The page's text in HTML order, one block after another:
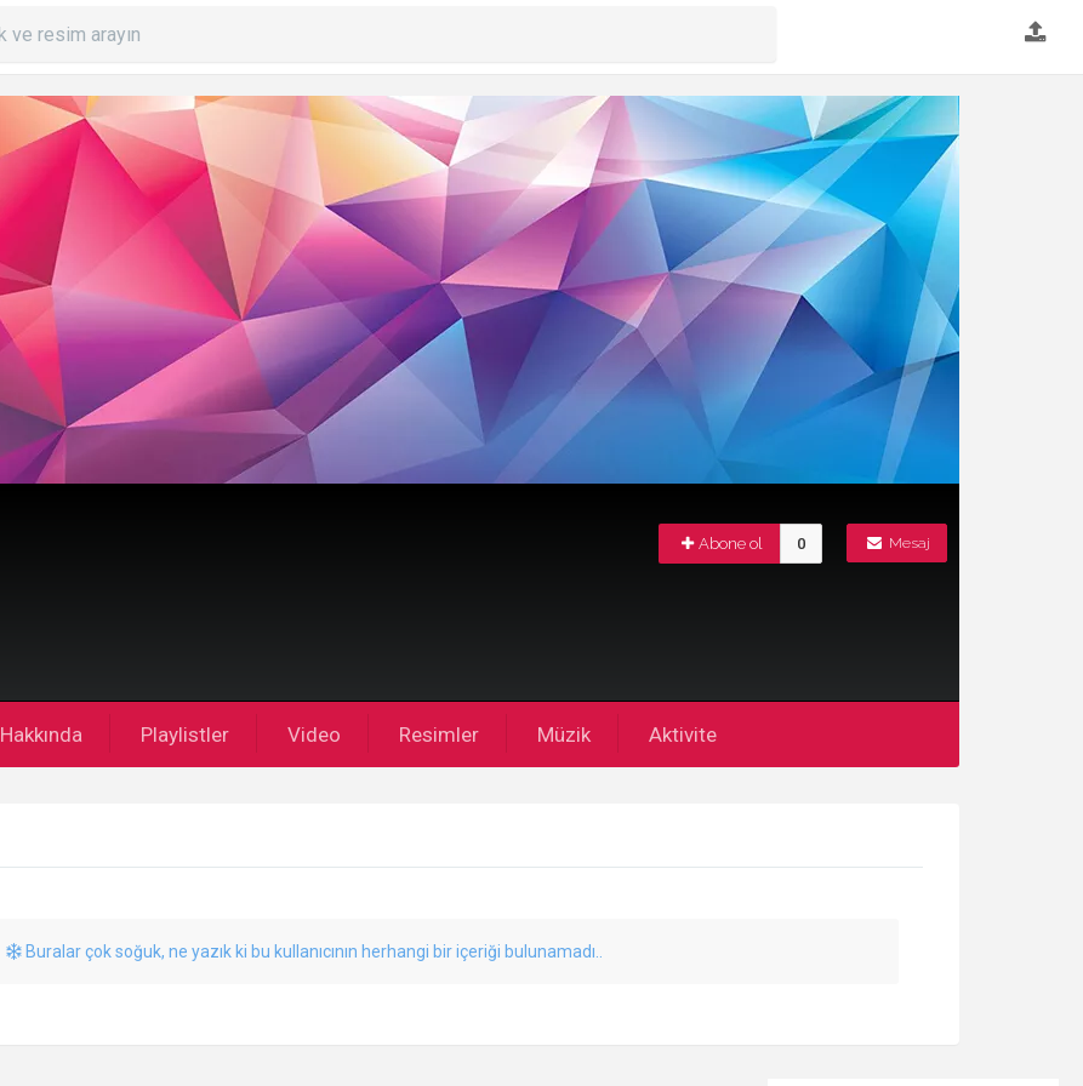
Mesaj
Abone ol 0
Hakkında Playlistler Video Resimler Müzik Aktivite
Buralar çok soğuk, ne yazık ki bu kullanıcının herhangi bir içeriği bulunamadı..